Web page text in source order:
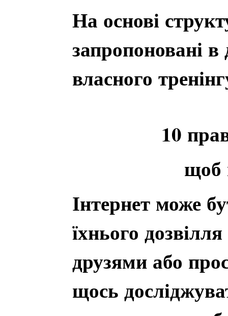
На основі
запропоновані
власного
10
щоб
Інтернет може
їхнього
друзями або
щось